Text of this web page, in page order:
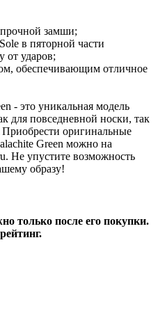
замши;
в пяторной части
от ударов;
обеспечивающим отличное
- это уникальная модель
для повседневной носки, так
оригинальные
Green можно на
Не упустите возможность
образу!
только после его покупки.